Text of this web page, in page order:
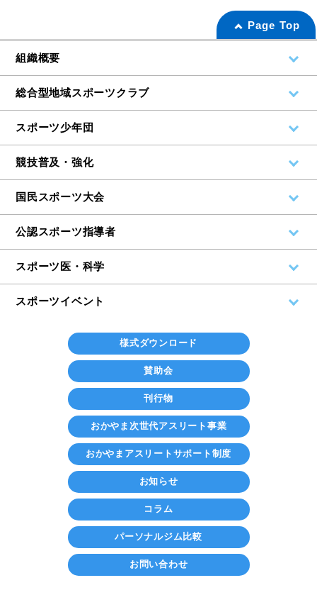
Page Top
組織概要
総合型地域スポーツクラブ
スポーツ少年団
競技普及・強化
国民スポーツ大会
公認スポーツ指導者
スポーツ医・科学
スポーツイベント
様式ダウンロード
賛助会
刊行物
おかやま次世代アスリート事業
おかやまアスリートサポート制度
お知らせ
コラム
パーソナルジム比較
お問い合わせ